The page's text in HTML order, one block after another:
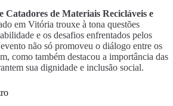
Catadores de Materiais Recicláveis e
em Vitória trouxe à tona questões
e os desafios enfrentados pelos
não só promoveu o diálogo entre os
como também destacou a importância das
sua dignidade e inclusão social.